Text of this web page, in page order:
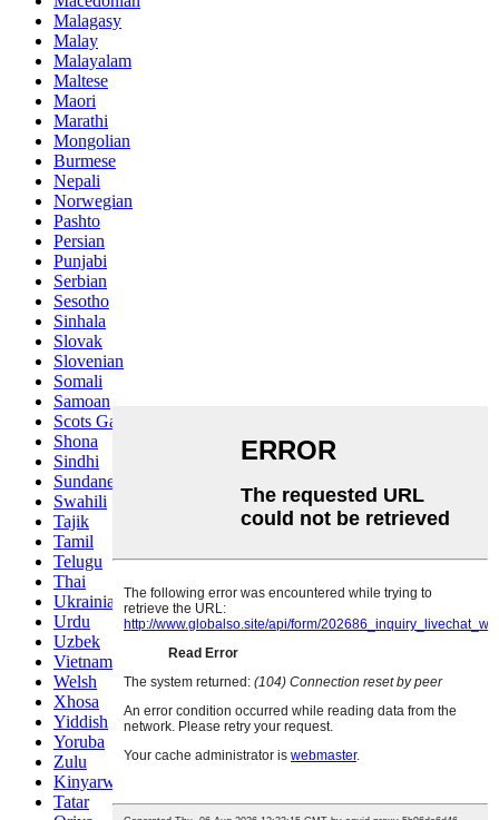
Malagasy
Malay
Malayalam
Maltese
Maori
Marathi
Mongolian
Burmese
Nepali
Norwegian
Pashto
Persian
Punjabi
Serbian
Sesotho
Sinhala
Slovak
Slovenian
Somali
Samoan
Scots Gaelic
Shona
Sindhi
Sundanese
Swahili
Tajik
Tamil
Telugu
Thai
Ukrainian
Urdu
Uzbek
Vietnamese
Welsh
Xhosa
Yiddish
Yoruba
Zulu
Kinyarwanda
Tatar